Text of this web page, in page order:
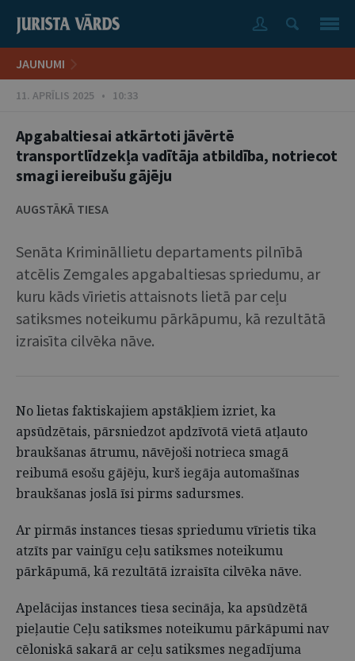
JAUNUMI
11. APRĪLIS 2025 • 10:33
Apgabaltiesai atkārtoti jāvērtē
transportlīdzekļa vadītāja atbildība, notriecot
smagi iereibušu gājēju
AUGSTĀKĀ TIESA
Senāta Krimināllietu departaments pilnībā
atcēlis Zemgales apgabaltiesas spriedumu, ar
kuru kāds vīrietis attaisnots lietā par ceļu
satiksmes noteikumu pārkāpumu, kā rezultātā
izraisīta cilvēka nāve.
No lietas faktiskajiem apstākļiem izriet, ka
apsūdzētais, pārsniedzot apdzīvotā vietā atļauto
braukšanas ātrumu, nāvējoši notrieca smagā
reibumā esošu gājēju, kurš iegāja automašīnas
braukšanas joslā īsi pirms sadursmes.
Ar pirmās instances tiesas spriedumu vīrietis tika
atzīts par vainīgu ceļu satiksmes noteikumu
pārkāpumā, kā rezultātā izraisīta cilvēka nāve.
Apelācijas instances tiesa secināja, ka apsūdzētā
pieļautie Ceļu satiksmes noteikumu pārkāpumi nav
cēloniskā sakarā ar ceļu satiksmes negadījuma